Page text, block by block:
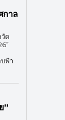
กาล
วัด
ฟ้า
”